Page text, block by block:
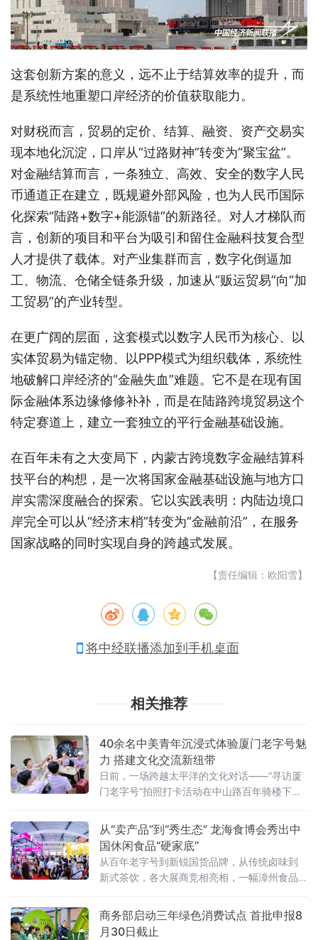
这套创新方案的意义，远不止于结算效率的提升，而
是系统性地重塑口岸经济的价值获取能力。
对财税而言，贸易的定价、结算、融资、资产交易实
现本地化沉淀，口岸从“过路财神”转变为“聚宝盆”。
对金融结算而言，一条独立、高效、安全的数字人民
币通道正在建立，既规避外部风险，也为人民币国际
化探索“陆路+数字+能源锚”的新路径。对人才梯队而
言，创新的项目和平台为吸引和留住金融科技复合型
人才提供了载体。对产业集群而言，数字化倒逼加
工、物流、仓储全链条升级，加速从“贩运贸易”向“加
工贸易”的产业转型。
在更广阔的层面，这套模式以数字人民币为核心、以
实体贸易为锚定物、以PPP模式为组织载体，系统性
地破解口岸经济的“金融失血”难题。它不是在现有国
际金融体系边缘修修补补，而是在陆路跨境贸易这个
特定赛道上，建立一套独立的平行金融基础设施。
在百年未有之大变局下，内蒙古跨境数字金融结算科
技平台的构想，是一次将国家金融基础设施与地方口
岸实需深度融合的探索。它以实践表明：内陆边境口
岸完全可以从“经济末梢”转变为“金融前沿”，在服务
国家战略的同时实现自身的跨越式发展。
【责任编辑：欧阳雪】
将中经联播添加到手机桌面
相关推荐
40余名中美青年沉浸式体验厦门老字号魅
力 搭建文化交流新纽带
日前，一场跨越太平洋的文化对话——“寻访厦
门老字号”拍照打卡活动在中山路百年骑楼下展
国“青年大使”鹭岛行系列活动之一，本次活动在
厦门市外办和厦门市商务局指导下，由外图
（厦门）文化传播有限公司和厦门老字号协会
共同承办。
从“卖产品”到“秀生态” 龙海食博会秀出中
国休闲食品“硬家底”
从百年老字号到新锐国货品牌，从传统卤味到
新式茶饮，各大展商竞相亮相，一幅漳州食品
经济新闻联播深入展会一线，记录这场食品盛
宴的精彩瞬间
商务部启动三年绿色消费试点 首批申报8
月30日截止